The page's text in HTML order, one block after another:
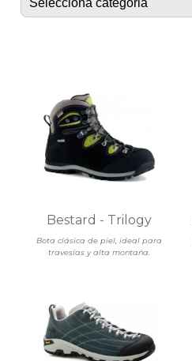
Bota clásica de piel, ideal para
travesías y alta montaña.
Bestard - Trilogy